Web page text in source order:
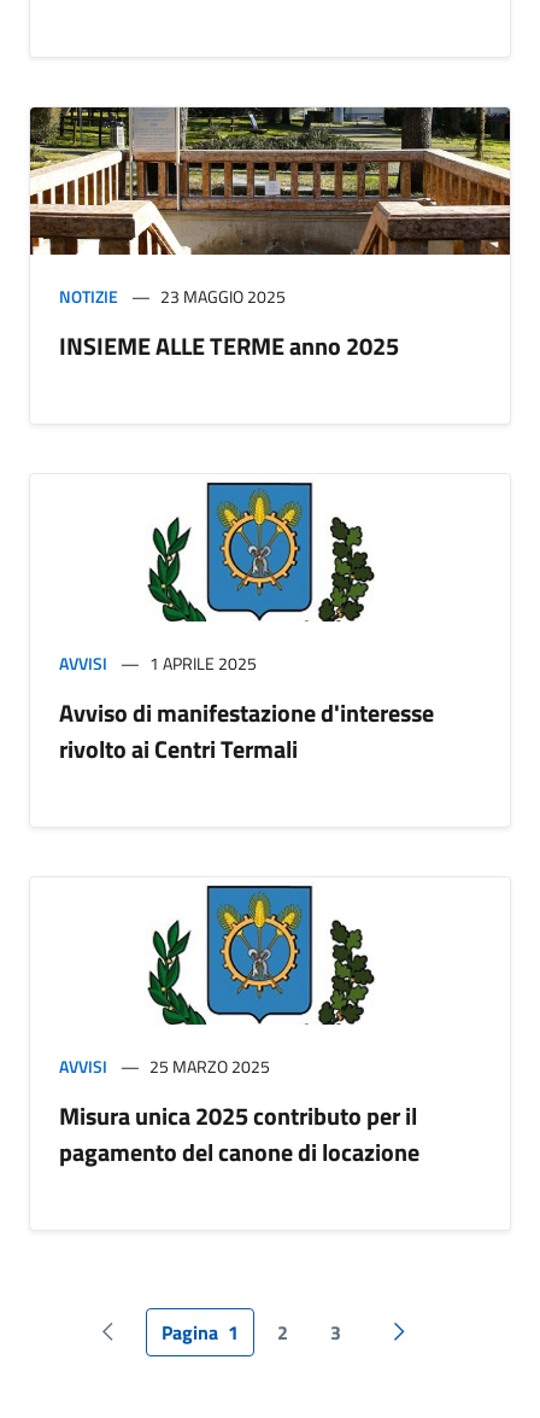
NOTIZIE 23 MAGGIO 2025
INSIEME ALLE TERME anno 2025
AVVISI 1 APRILE 2025
Avviso di manifestazione d'interesse
rivolto ai Centri Termali
AVVISI 25 MARZO 2025
Misura unica 2025 contributo per il
pagamento del canone di locazione
Pagina precedente
Pagina 1 2 3 Pagina